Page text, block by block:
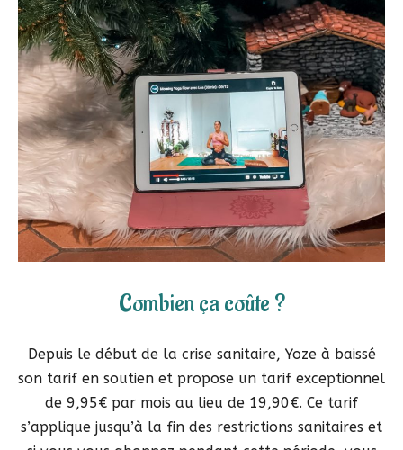
Combien ça coûte ?
Depuis le début de la crise sanitaire, Yoze à baissé
son tarif en soutien et propose un tarif exceptionnel
de 9,95€ par mois au lieu de 19,90€. Ce tarif
s’applique jusqu’à la fin des restrictions sanitaires et